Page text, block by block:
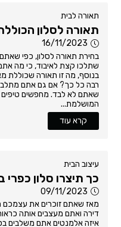
תאורה לבית
תאורה לסלון
16/11/2023
בחירת תאורה לסלון, כפי שאתם
שתלכו קצת לאיבוד, כי מה
בנוסף, מה זו תאורה שכוללת
רבה כל כך? אם גם אתם
שאתם לא לבד. מחפשים טיפים
המושלמת...
קרא עוד
עיצוב הבית
כך תיצרו סלון
09/11/2023
מאז שאתם זוכרים את עצמכם
דירה ואתם מעצבים אותה
איזה אלמנטים אתם משלבים